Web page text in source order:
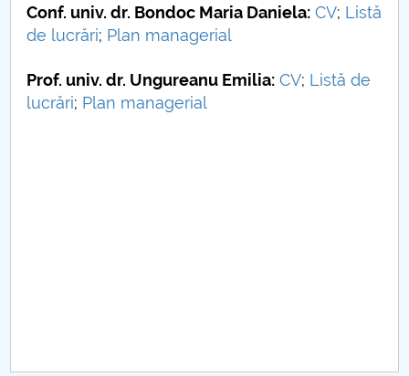
Nr. de telefon si adrese Facultăți
Români de pretutindeni - ADMITERE
Relations Internationales
Conf. univ. dr. Bondoc Maria Daniela: CV; Listă
de lucrări; Plan managerial
Prof. univ. dr. Ungureanu Emilia: CV; Listă de
lucrări; Plan managerial